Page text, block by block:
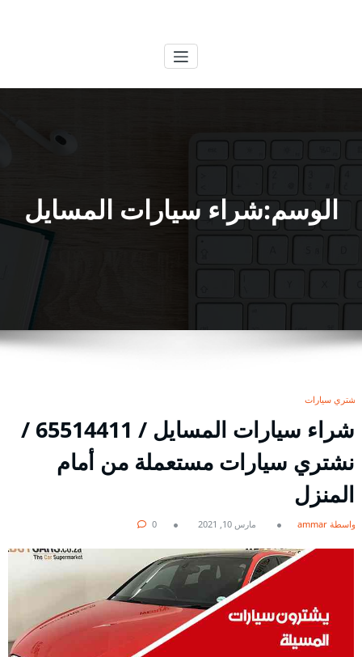
الوسم:شراء سيارات المسايل
نشتري سيارات
شراء سيارات المسايل / 65514411 /
نشتري سيارات مستعملة من أمام
المنزل
بواسطة ammar مارس 10, 2021 0